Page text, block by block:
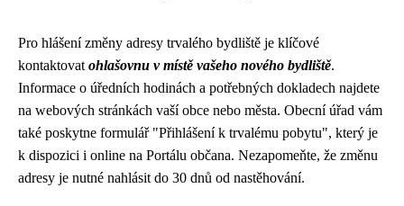
Pro hlášení změny adresy trvalého bydliště je klíčové
kontaktovat ohlašovnu v místě vašeho nového bydliště.
Informace o úředních hodinách a potřebných dokladech najdete
na webových stránkách vaší obce nebo města. Obecní úřad vám
také poskytne formulář "Přihlášení k trvalému pobytu", který je
k dispozici i online na Portálu občana. Nezapomeňte, že změnu
adresy je nutné nahlásit do 30 dnů od nastěhování.